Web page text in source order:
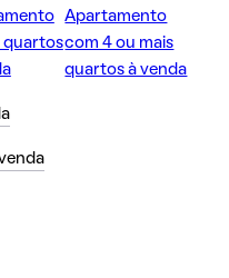
quartos
Apartamento
com 4 ou mais
quartos à venda